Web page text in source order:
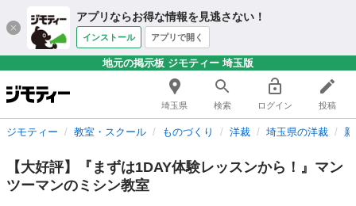
アプリならお得な情報を見逃さない！
インストール アプリで開く
地元の掲示板 ジモティー 埼玉版
埼玉県 検索 ログイン 投稿
ジモティー 教室・スクール ものづくり 洋裁 埼玉県の洋裁
【大好評】『まずは1DAY体験レッスンから！』マン
ツーマンのミシン教室